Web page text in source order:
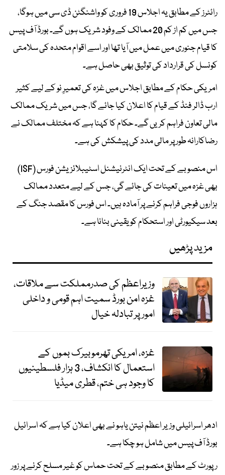
رائٹرز کے مطابق یہ اجلاس 19 فروری کو واشنگٹن ڈی سی میں ہوگا،
جس میں کم از کم 20 ممالک کے وفود شریک ہوں گے۔ بورڈ آف پیس
کا قیام جنوری میں عمل میں آیا تھا اور اسے اقوام متحدہ کی سلامتی
کونسل کی قرارداد کی توثیق بھی حاصل ہے۔
امریکی حکام کے مطابق اجلاس میں غزہ کی تعمیرِ نو کے لیے کثیر
ارب ڈالر فنڈ کے قیام کا اعلان کیا جائے گا، جس میں شریک ممالک
مالی تعاون فراہم کریں گے۔ حکام کا کہنا ہے کہ مختلف ممالک نے
رضاکارانہ طور پر مالی مدد کی پیشکش کی ہے۔
اس منصوبے کے تحت ایک انٹرنیشنل اسٹیبلائزیشن فورس (ISF)
بھی غزہ میں تعینات کی جائے گی، جس کے لیے متعدد ممالک
ہزاروں فوجی فراہم کرنے پر آمادہ ہیں۔ اس فورس کا مقصد جنگ کے
بعد سیکیورٹی اور استحکام کو یقینی بنانا ہے۔
مزید پڑھیں
وزیراعظم کی صدرمملکت سے ملاقات،
غزہ امن بورڈ سمیت اہم قومی و داخلی
امور پر تبادلہ خیال
غزہ، امریکی تھرموبیرک بموں کے
استعمال کا انکشاف، 3 ہزار فلسطینیوں
کا وجود ہی ختم، قطری میڈیا
ادھر اسرائیلی وزیر اعظم نیتن یاہو نے بھی اعلان کیا ہے کہ اسرائیل
بورڈ آف پیس میں شامل ہو چکا ہے۔
رپورٹ کے مطابق منصوبے کے تحت حماس کو غیر مسلح کرنے پر زور